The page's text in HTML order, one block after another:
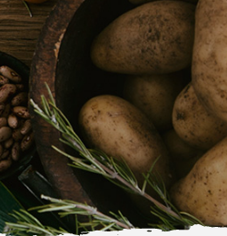
Fossati